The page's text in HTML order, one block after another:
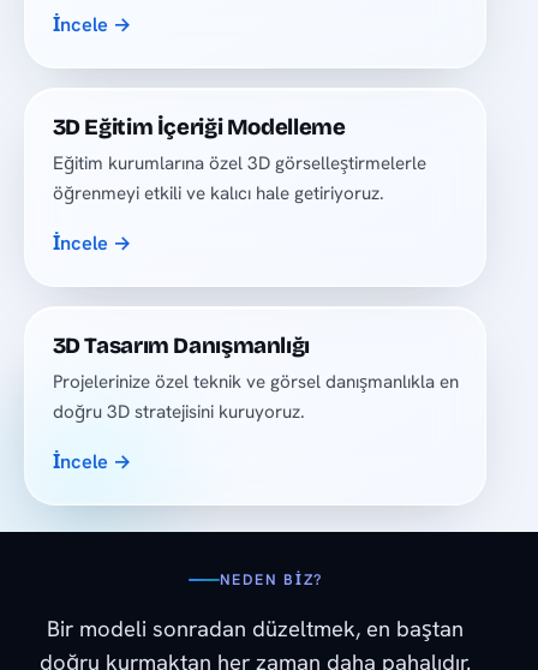
İncele →
3D Eğitim İçeriği Modelleme
Eğitim kurumlarına özel 3D görselleştirmelerle
öğrenmeyi etkili ve kalıcı hale getiriyoruz.
İncele →
3D Tasarım Danışmanlığı
Projelerinize özel teknik ve görsel danışmanlıkla en
doğru 3D stratejisini kuruyoruz.
İncele →
NEDEN BIZ?
Bir modeli sonradan düzeltmek, en baştan
doğru kurmaktan her zaman daha pahalıdır.